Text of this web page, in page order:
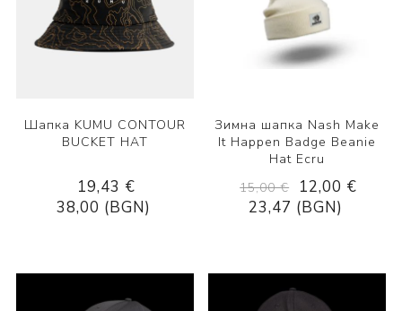
Шапка KUMU CONTOUR
BUCKET HAT
19,43 €
38,00 (BGN)
Зимна шапка Nash Make
It Happen Badge Beanie
Hat Ecru
15,00 €
12,00 €
23,47 (BGN)